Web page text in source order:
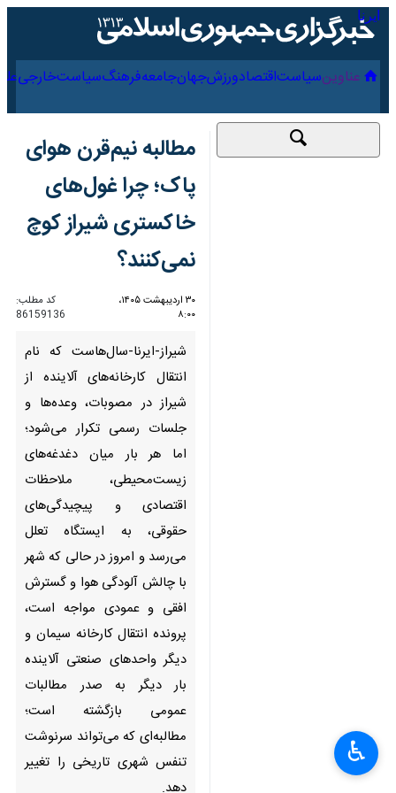
عناوین‌ سیاست اقتصاد ورزش جهان جامعه فرهنگ
مطالبه نیم‌قرن هوای
پاک؛ چرا غول‌های
خاکستری شیراز کوچ
نمی‌کنند؟
۳۰ اردیبهشت ۱۴۰۵،
۸:۰۰
کد مطلب:
86159136
شیراز-ایرنا-سال‌هاست که نام
انتقال کارخانه‌های آلاینده از شیراز
در مصوبات، وعده‌ها و جلسات
رسمی تکرار می‌شود؛ اما هر بار
میان دغدغه‌های زیست‌محیطی،
ملاحظات اقتصادی و
پیچیدگی‌های حقوقی، به ایستگاه
تعلل می‌رسد و امروز در حالی که
شهر با چالش آلودگی هوا و
گسترش افقی و عمودی مواجه
است، پرونده انتقال کارخانه
سیمان و دیگر واحدهای صنعتی
آلاینده بار دیگر به صدر مطالبات
عمومی بازگشته است؛ مطالبه‌ای
که می‌تواند سرنوشت تنفس
شهری تاریخی را تغییر دهد.
♿︎